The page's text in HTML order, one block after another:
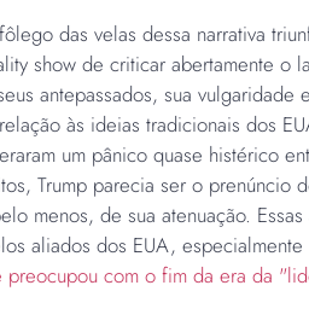
das velas dessa narrativa
show de criticar abertamente o
antepassados, sua vulgaridade
às ideias tradicionais dos
um pânico quase histérico
Trump parecia ser o prenúncio
menos, de sua atenuação.
aliados dos EUA, especialmente
preocupou com o fim da era da